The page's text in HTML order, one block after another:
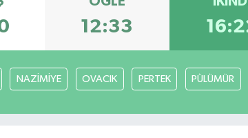
12:33
NAZİMİYE OVACIK PERTEK PÜLÜMÜR